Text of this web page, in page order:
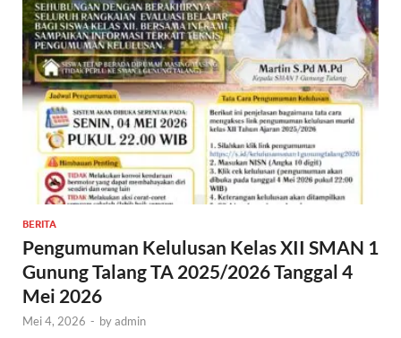
BERITA
Pengumuman Kelulusan Kelas XII SMAN 1
Gunung Talang TA 2025/2026 Tanggal 4
Mei 2026
Mei 4, 2026 - byadmin